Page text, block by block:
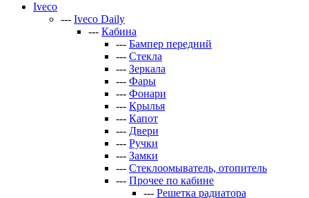
Iveco
--- Iveco Daily
--- Кабина
--- Бампер передний
--- Стекла
--- Зеркала
--- Фары
--- Фонари
--- Крылья
--- Капот
--- Двери
--- Ручки
--- Замки
--- Стеклоомыватель, отопитель
--- Прочее по кабине
--- Решетка радиатора